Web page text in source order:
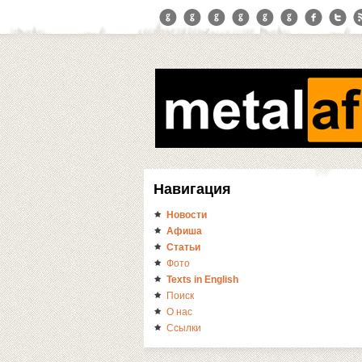
Навигация
Новости
Афиша
Статьи
Фото
Texts in English
Поиск
О нас
Ссылки